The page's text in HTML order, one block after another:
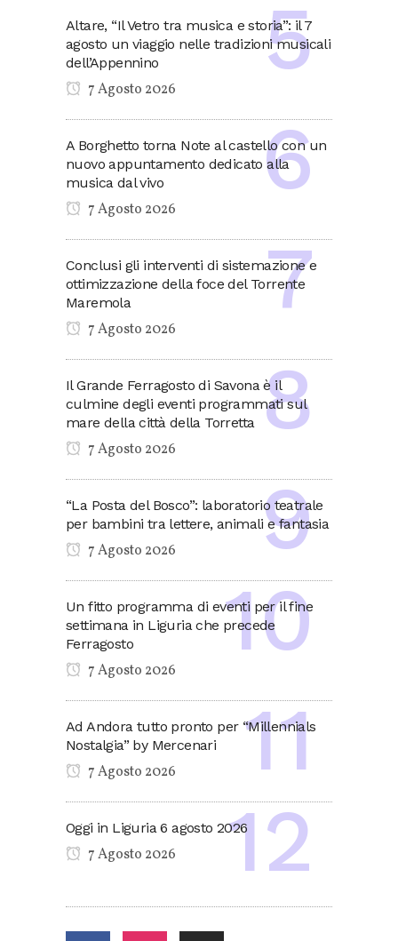
Altare, “Il Vetro tra musica e storia”: il 7
agosto un viaggio nelle tradizioni musicali
dell’Appennino
7 Agosto 2026
A Borghetto torna Note al castello con un
nuovo appuntamento dedicato alla
musica dal vivo
7 Agosto 2026
Conclusi gli interventi di sistemazione e
ottimizzazione della foce del Torrente
Maremola
7 Agosto 2026
Il Grande Ferragosto di Savona è il
culmine degli eventi programmati sul
mare della città della Torretta
7 Agosto 2026
“La Posta del Bosco”: laboratorio teatrale
per bambini tra lettere, animali e fantasia
7 Agosto 2026
Un fitto programma di eventi per il fine
settimana in Liguria che precede
Ferragosto
7 Agosto 2026
Ad Andora tutto pronto per “Millennials
Nostalgia” by Mercenari
7 Agosto 2026
Oggi in Liguria 6 agosto 2026
7 Agosto 2026